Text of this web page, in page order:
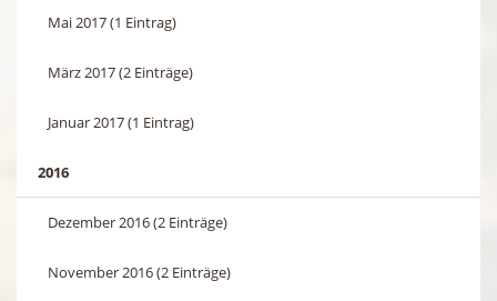
Mai 2017 (1 Eintrag)
März 2017 (2 Einträge)
Januar 2017 (1 Eintrag)
2016
Dezember 2016 (2 Einträge)
November 2016 (2 Einträge)